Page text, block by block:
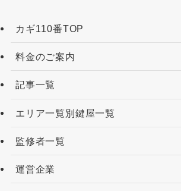
カギ110番TOP
料金のご案内
記事一覧
エリア一覧別鍵屋一覧
監修者一覧
運営企業